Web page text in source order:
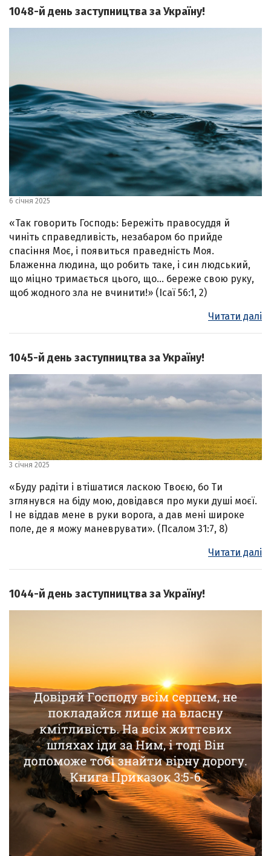
1048-й день заступництва за Україну!
6 січня 2025
«Так говорить Господь: Бережіть правосуддя й
чиніть справедливість, незабаром бо прийде
спасіння Моє, і появиться праведність Моя.
Блаженна людина, що робить таке, і син людський,
що міцно тримається цього, що… береже свою руку,
щоб жодного зла не вчинити!» (Ісаї 56:1, 2)
Читати далі
1045-й день заступництва за Україну!
3 січня 2025
«Буду радіти і втішатися ласкою Твоєю, бо Ти
зглянувся на біду мою, довідався про муки душі моєї.
І не віддав мене в руки ворога, а дав мені широке
поле, де я можу маневрувати». (Псалом 31:7, 8)
Читати далі
1044-й день заступництва за Україну!